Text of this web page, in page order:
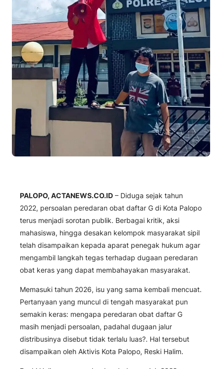
PALOPO, ACTANEWS.CO.ID – Diduga sejak tahun
2022, persoalan peredaran obat daftar G di Kota Palopo
terus menjadi sorotan publik. Berbagai kritik, aksi
mahasiswa, hingga desakan kelompok masyarakat sipil
telah disampaikan kepada aparat penegak hukum agar
mengambil langkah tegas terhadap dugaan peredaran
obat keras yang dapat membahayakan masyarakat.
Memasuki tahun 2026, isu yang sama kembali mencuat.
Pertanyaan yang muncul di tengah masyarakat pun
semakin keras: mengapa peredaran obat daftar G
masih menjadi persoalan, padahal dugaan jalur
distribusinya disebut tidak terlalu luas?. Hal tersebut
disampaikan oleh Aktivis Kota Palopo, Reski Halim.